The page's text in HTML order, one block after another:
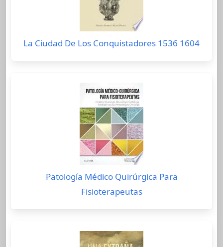
La Ciudad De Los Conquistadores 1536 1604
Patología Médico Quirúrgica Para
Fisioterapeutas